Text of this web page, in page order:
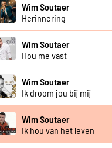
Wim Soutaer
Herinnering
Wim Soutaer
Hou me vast
Wim Soutaer
Ik droom jou bij mij
Wim Soutaer
Ik hou van het leven